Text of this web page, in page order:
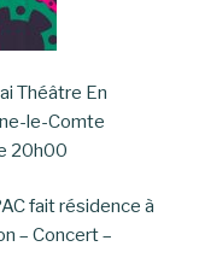
Théâtre En
le-Comte
20h00
fait résidence à
– Concert –